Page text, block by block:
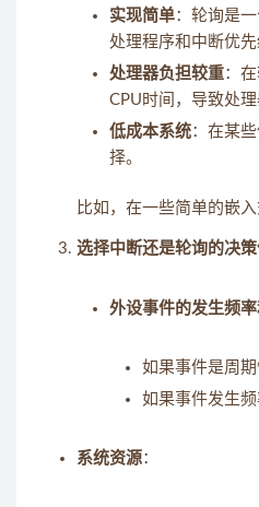
实现简单：轮询是
处理程序和中断优先
处理器负担较重：
CPU时间，导致处
低成本系统：在某
择。
比如，在一些简单的嵌
选择中断还是轮询的决
外设事件的发生频
如果事件是周
如果事件发生
系统资源：